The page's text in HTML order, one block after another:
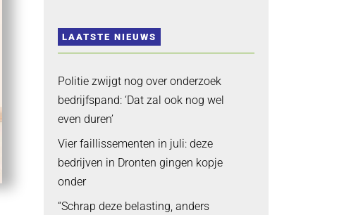
LAATSTE NIEUWS
Politie zwijgt nog over onderzoek
bedrijfspand: ‘Dat zal ook nog wel
even duren’
Vier faillissementen in juli: deze
bedrijven in Dronten gingen kopje
onder
“Schrap deze belasting, anders